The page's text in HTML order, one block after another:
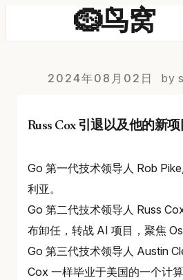
🪹鸟窝
2024年08月02日 by
Russ Cox 引退以及他的新项
Go 第一代技术领导人 Rob
利亚。
Go 第二代技术领导人 Russ
布卸任，转战 AI 项目，聚焦
Go 第三代技术领导人 Austin
Cox 一样毕业于美国的一个计